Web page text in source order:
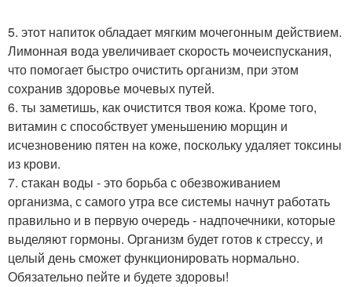
5. этот напиток обладает мягким мочегонным действием.
Лимонная вода увеличивает скорость мочеиспускания,
что помогает быстро очистить организм, при этом
сохранив здоровье мочевых путей.
6. ты заметишь, как очистится твоя кожа. Кроме того,
витамин с способствует уменьшению морщин и
исчезновению пятен на коже, поскольку удаляет токсины
из крови.
7. стакан воды - это борьба с обезвоживанием
организма, с самого утра все системы начнут работать
правильно и в первую очередь - надпочечники, которые
выделяют гормоны. Организм будет готов к стрессу, и
целый день сможет функционировать нормально.
Обязательно пейте и будете здоровы!